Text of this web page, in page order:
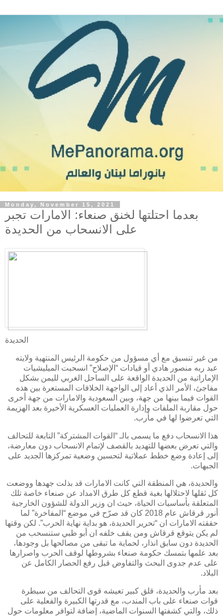
Monday, November 15, 2021
بعدما احتلتها لخنق صنعاء: الامارات تجبر
على الانسحاب من الحديدة
الحديدة
من غير تنسيق مع أي مسؤول من حكومة الرئيس المنتهية ولايته
عبد ربه منصور هادي أو قيادات “الإصلاح” انسحبت الميليشيات
الإماراتية من الحديدة الواقعة على الساحل الغربي لليمن بشكل
مفاجئ، الأمر الذي أعاد إلى الواجهة الخلافات المستعرة بين هذه
القوات فيما بينها من جهة، وبين السعودية والامارات من جهة أخرى
حول مقاربة الملفات وإدارة العمليات العسكرية الأخيرة بعد الهزيمة
التي تعرضوا لها في مأرب.
هذا الانسحاب دفع ما يسمى بالـ “القوات المشتركة” التابعة للتحالف
والتي تعرض بعضها للتهديد بالقصف لإتمام الانسحاب دون معارضة،
إلى إعادة وضع خطط عملاتية لتحسين وضعية تمركزها الجديد على
الجبهات.
والحديدة، هي المنطقة التي كانت الامارات قد بذلت جهدها ووضعت
كل ثقلها لاحتلالها بغية قطع كل طرق الامداد عن صنعاء خاصة تلك
المتعلقة بأساسيات الحياة، حيث ان وزير الدولة للشؤون الخارجية
أنور قرقاش عام 2018 كان قد صرّح في موضع “المفاخرة” لما
حققته الامارات ان “تحرير الحديدة، هو بداية نهاية الحرب”. لكن وقتها
لم يكن يتوقع قرقاش ومن يقف خلفه ان أبو ظبي ستنسحب من
الحديدة دون سابق انذار، لحماية ما تبقى من مصالحها بل وجودها،
بعد علمها بتمسك حكومة صنعاء بشروطها لوقف الحرب واصرارها
على عدم جدوى البحث والتفاوض قبل رفع الحصار الكامل عن
البلاد.
بعد مأرب والحديدة، قلق كبير تعيشه قوى التحالف من سيطرة
قوات صنعاء على باب المندب، مع قدرتها الكبيرة والفعلية على
ذلك، والتي كشفتها السنوات الماضية، إضافة لتوافر معلومات حول